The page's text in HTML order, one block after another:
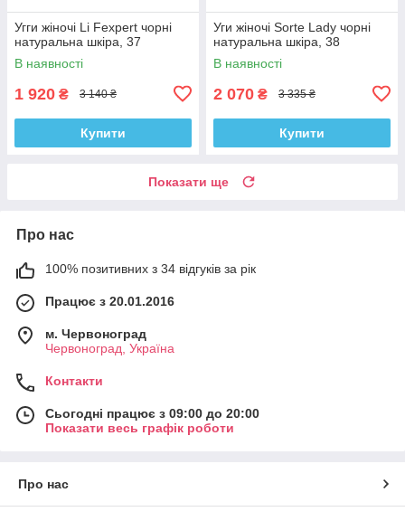
Угги жіночі Li Fexpert чорні
натуральна шкіра, 37
В наявності
1 920 ₴ 3 140 ₴
Купити
Уги жіночі Sorte Lady чорні
натуральна шкіра, 38
В наявності
2 070 ₴ 3 335 ₴
Купити
Показати ще
Про нас
100% позитивних з 34 відгуків за рік
Працює з 20.01.2016
м. Червоноград
Червоноград, Україна
Контакти
Сьогодні працює з 09:00 до 20:00
Показати весь графік роботи
Про нас